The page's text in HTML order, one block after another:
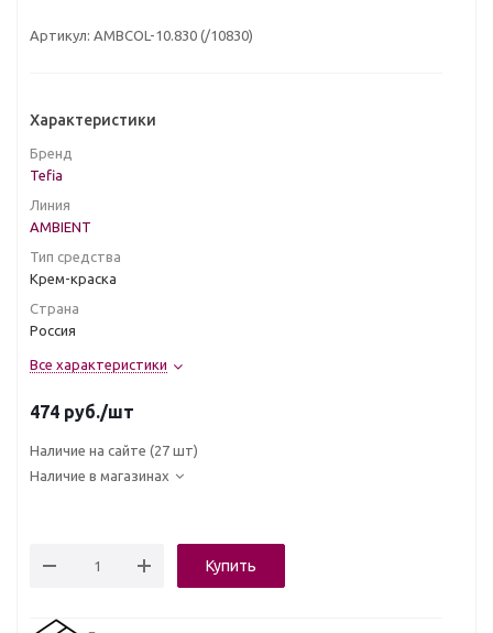
Артикул: AMBCOL-10.830 (/10830)
Характеристики
Бренд
Tefia
Линия
AMBIENT
Тип средства
Крем-краска
Страна
Россия
Все характеристики
474 руб./шт
Наличие на сайте (27 шт)
Наличие в магазинах
Купить